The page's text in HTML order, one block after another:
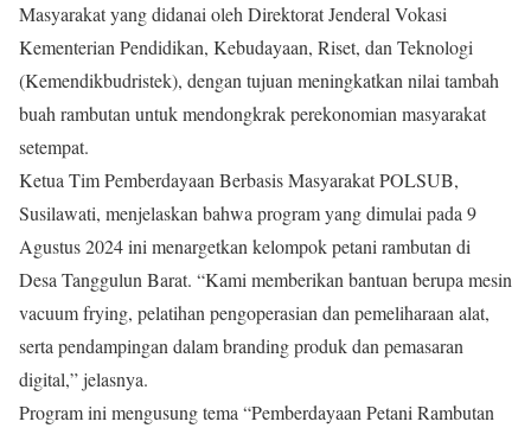
Masyarakat yang didanai oleh Direktorat Jenderal Vokasi
Kementerian Pendidikan, Kebudayaan, Riset, dan Teknologi
(Kemendikbudristek), dengan tujuan meningkatkan nilai tambah
buah rambutan untuk mendongkrak perekonomian masyarakat
setempat.
Ketua Tim Pemberdayaan Berbasis Masyarakat POLSUB,
Susilawati, menjelaskan bahwa program yang dimulai pada 9
Agustus 2024 ini menargetkan kelompok petani rambutan di
Desa Tanggulun Barat. “Kami memberikan bantuan berupa mesin
vacuum frying, pelatihan pengoperasian dan pemeliharaan alat,
serta pendampingan dalam branding produk dan pemasaran
digital,” jelasnya.
Program ini mengusung tema “Pemberdayaan Petani Rambutan